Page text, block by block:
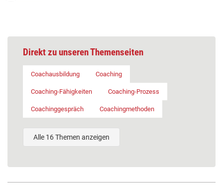
Direkt zu unseren Themenseiten
Coachausbildung Coaching
Coaching-Fähigkeiten Coaching-Prozess
Coachinggespräch Coachingmethoden
Alle 16 Themen anzeigen